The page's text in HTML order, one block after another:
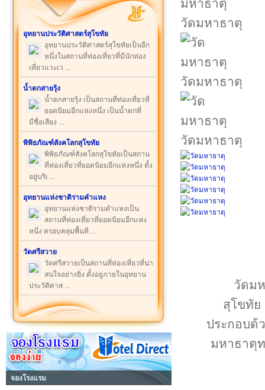
อุทยานประวัติศาสตร์สุโขทัย
อุทยานประวัติศาสตร์สุโขทัยเป็นอีก
หนึ่งในสถานที่ท่องเที่ยวที่มีนักท่อง
เที่ยวแวะเว ...
น้ำตกสายรุ้ง
น้ำตกสายรุ้ง เป็นสถานที่ท่องเที่ยวที่
ยอดนิยมอีกแห่งหนึ่ง เป็นน้ำตกที่
มีชื่อเสียง ...
พิพิธภัณฑ์สังคโลกสุโขทัย
พิพิธภัณฑ์สังคโลกสุโขทัยเป็นสถาน
ที่ท่องเที่ยวที่ยอดนิยมอีกแห่งหนึ่ง ตั้ง
อยู่บริเ ...
อุทยานแห่งชาติรามคำแหง
อุทยานแห่งชาติรามคำแหงเป็น
สถานที่ท่องเที่ยวที่ยอดนิยมอีกแห่ง
หนึ่ง ครอบคลุมพื้นที ...
วัดศรีสวาย
วัดศรีสวายเป็นสถานที่ท่องเที่ยวที่น่า
สนใจอย่างยิ่ง ตั้งอยู่ภายในอุทยาน
ประวัติศาส ...
จองโรงแรม
วัดมหาธาตุ
วัดมหาธาตุ
วัดมหาธาตุ
วัดม
สุโขทัย
ประกอบด้
มหาธาตุ